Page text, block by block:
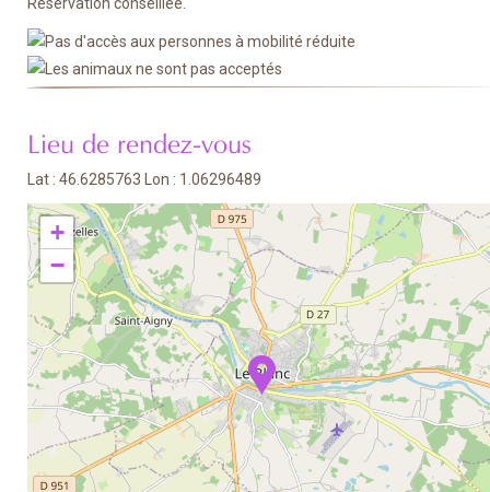
Lieu de rendez-vous
Lat : 46.6285763 Lon : 1.06296489
+
−